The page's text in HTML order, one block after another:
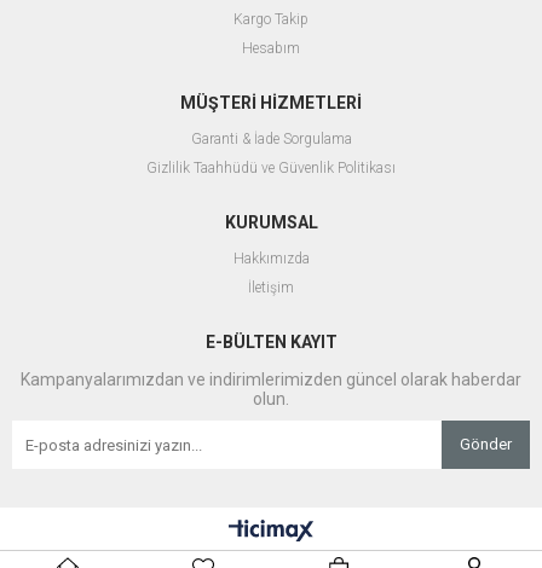
Kargo Takip
Hesabım
MÜŞTERİ HİZMETLERİ
Garanti & İade Sorgulama
Gizlilik Taahhüdü ve Güvenlik Politikası
KURUMSAL
Hakkımızda
İletişim
E-BÜLTEN KAYIT
Kampanyalarımızdan ve indirimlerimizden güncel olarak haberdar
olun.
Gönder